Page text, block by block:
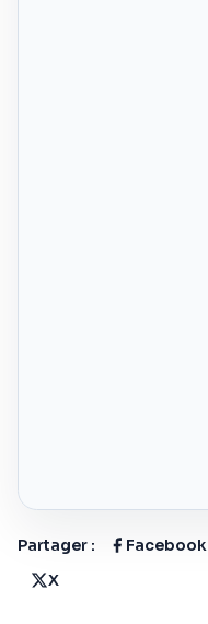
Partager : Facebook
X